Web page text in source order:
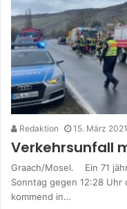
Redaktion 15. März 2021
Verkehrsunfall
Graach/Mosel. Ein 71
Sonntag gegen 12:28 Uhr
kommend in…